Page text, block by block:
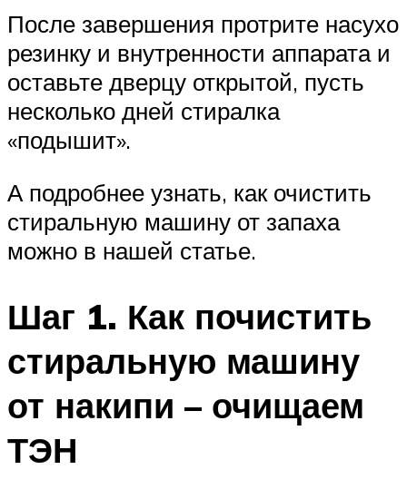
После завершения протрите насухо
резинку и внутренности аппарата и
оставьте дверцу открытой, пусть
несколько дней стиралка
«подышит».
А подробнее узнать, как очистить
стиральную машину от запаха
можно в нашей статье.
Шаг 1. Как почистить
стиральную машину
от накипи – очищаем
ТЭН